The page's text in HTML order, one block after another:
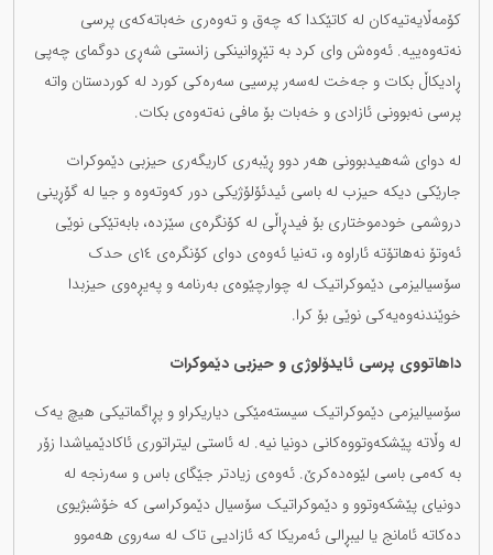
کۆمەڵایەتیەکان لە کاتێکدا کە چەق و تەوەری خەباتەکەی پرسی
نەتەوەییە. ئەوەش وای کرد بە تێڕوانینکی زانستی شەڕی دوگمای چەپی
ڕادیکاڵ بکات و جەخت لەسەر پرسیی سەرەکی کورد لە کوردستان واتە
پرسی نەبوونی ئازادی و خەبات بۆ مافی نەتەوەی بکات.
لە دوای شەهیدبوونی هەر دوو ڕێبەری کاریگەری حیزبی دێموکرات
جارێکی دیکە حیزب لە باسی ئیدئۆلۆژیکی دور کەوتەوە و جیا لە گۆڕینی
دروشمی خودموختاری بۆ فیدڕاڵی لە کۆنگرەی سێزدە، بابەتێکی نوێی
ئەوتۆ نەهاتۆتە ئاراوە و، تەنیا ئەوەی دوای کۆنگرەی ١٤ی حدک
سۆسیالیزمی دێموکراتیک لە چوارچێوەی بەرنامە و پەیڕەوی حیزبدا
خوێندنەوەیەکی نوێی بۆ کرا.
داهاتووی پرسی ئایدۆلوژی و حیزبی دێموکرات
سۆسیالیزمی دێموکراتیک سیستەمێکی دیاریکراو و پڕاگماتیکی هیچ یەک
لە وڵاتە پێشکەوتووەکانی دونیا نیە. لە ئاستی لیتراتوری ئاکادێمیاشدا زۆر
بە کەمی باسی لێوەدەکرێ. ئەوەی زیادتر جێگای باس و سەرنجە لە
دونیای پێشکەوتوو و دێموکراتیک سۆسیال دێموکراسی کە خۆشبژیوی
دەکاتە ئامانج یا لیبڕالی ئەمریکا کە ئازادیی تاک لە سەروی هەموو